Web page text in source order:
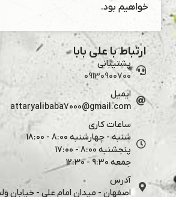
خواهیم بود.
ارتباط با علی بابا
پشتیبانی
09130900700
ایمیل
attaryalibaba7000@gmail.com
ساعات کاری
شنبه - چهارشنبه 8:00 - 18:00
پنجشنبه 8:00 - 17:00
جمعه 9:30 - 12:30
آدرس
اصفهان - میدان امام علی - خیابان